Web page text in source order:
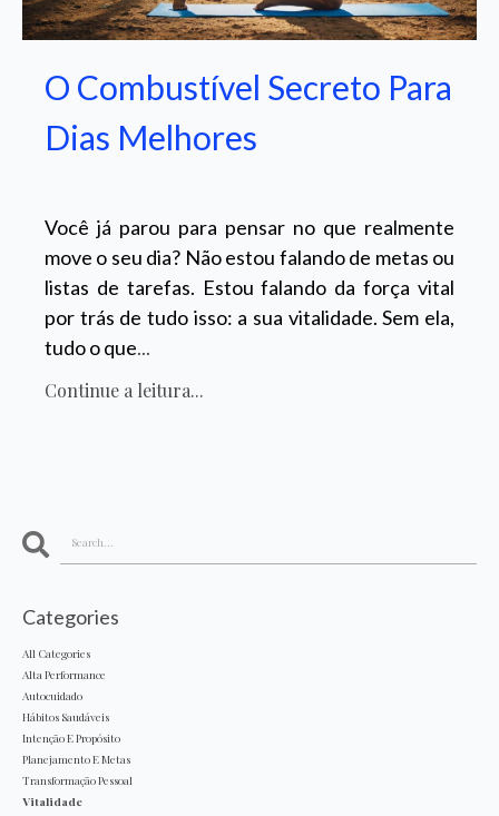
O Combustível Secreto Para
Dias Melhores
Você já parou para pensar no que realmente
move o seu dia? Não estou falando de metas ou
listas de tarefas. Estou falando da força vital
por trás de tudo isso: a sua vitalidade. Sem ela,
tudo o que...
Continue a leitura...
Categories
All Categories
Alta Performance
Autocuidado
Hábitos Saudáveis
Intenção E Propósito
Planejamento E Metas
Transformação Pessoal
Vitalidade